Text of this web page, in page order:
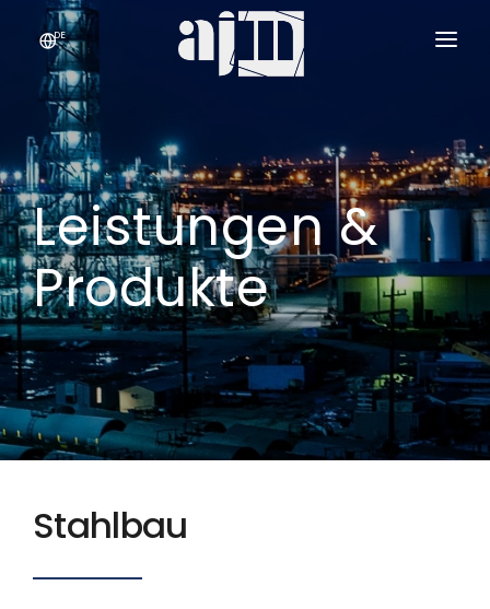
DE
UNTERNEHMEN
LEISTUNGEN & PRODUKTE ›
QUALITÄT
KONTAKT
Leistungen &
Produkte
Stahlbau